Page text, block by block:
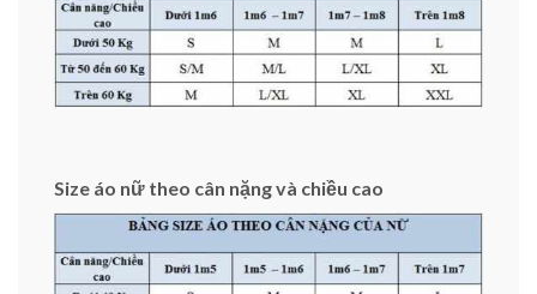
Size áo nữ theo cân nặng và chiều cao